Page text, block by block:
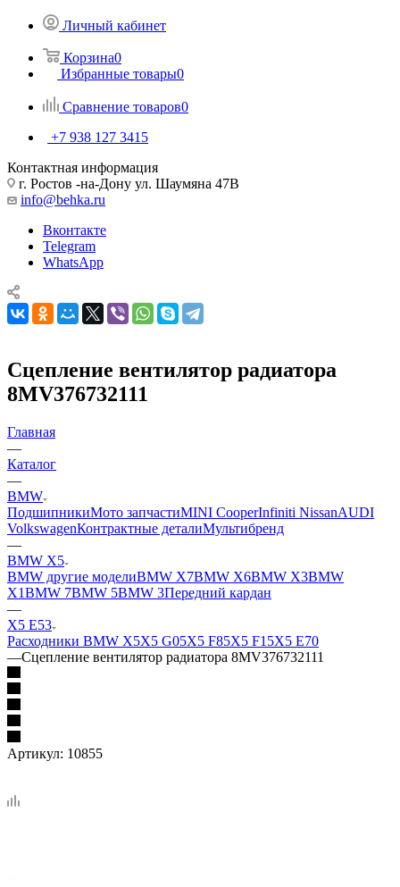
Личный кабинет
Корзина0
Избранные товары0
Сравнение товаров0
+7 938 127 3415
Контактная информация
г. Ростов -на-Дону ул. Шаумяна 47В
info@behka.ru
Вконтакте
Telegram
WhatsApp
Сцепление вентилятор радиатора
8MV376732111
Главная
—
Каталог
—
BMW
ПодшипникиМото запчастиMINI CooperInfiniti NissanAUDI
VolkswagenКонтрактные деталиМультибренд
—
BMW X5
BMW другие моделиBMW X7BMW X6BMW X3BMW
X1BMW 7BMW 5BMW 3Передний кардан
—
X5 E53
Расходники BMW X5X5 G05X5 F85X5 F15X5 E70
—Сцепление вентилятор радиатора 8MV376732111
Артикул: 10855